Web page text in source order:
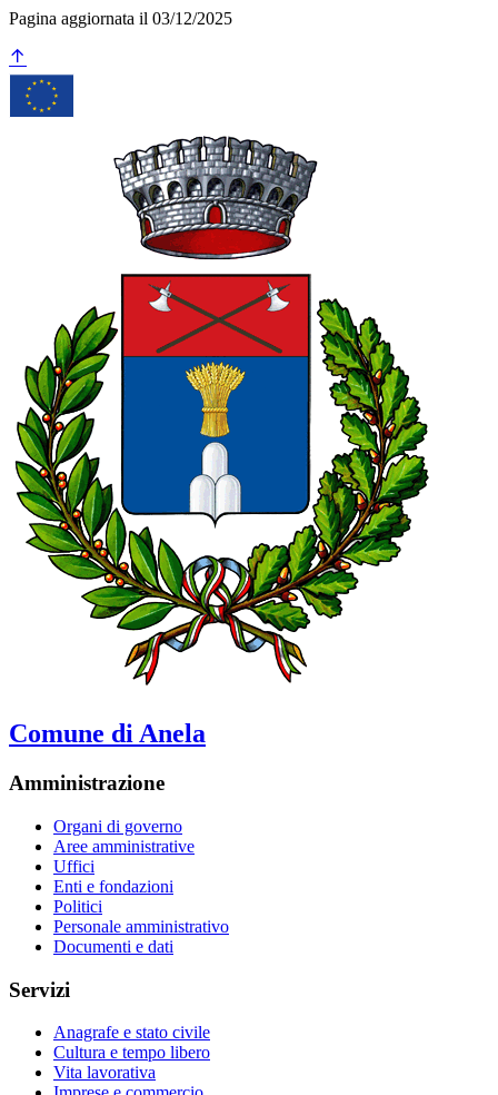
Pagina aggiornata il 03/12/2025
Comune di Anela
Amministrazione
Organi di governo
Aree amministrative
Uffici
Enti e fondazioni
Politici
Personale amministrativo
Documenti e dati
Servizi
Anagrafe e stato civile
Cultura e tempo libero
Vita lavorativa